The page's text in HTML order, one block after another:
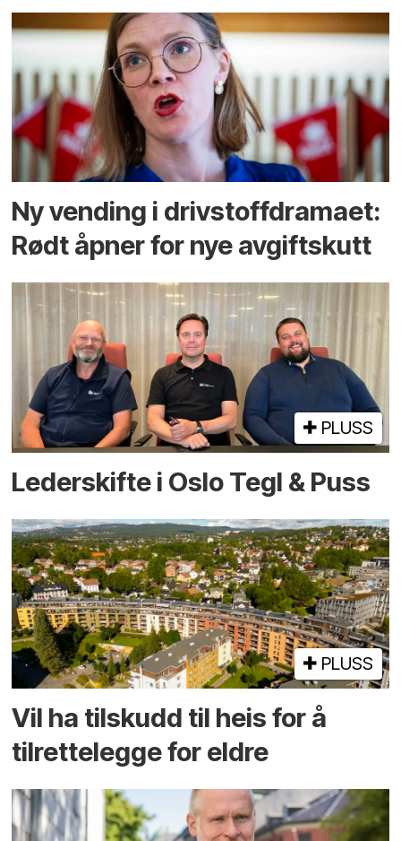
Ny vending i drivstoffdramaet:
Rødt åpner for nye avgiftskutt
PLUSS
Lederskifte i Oslo Tegl & Puss
PLUSS
Vil ha tilskudd til heis for å
tilrettelegge for eldre